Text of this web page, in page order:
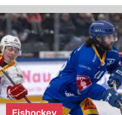
Eishockey